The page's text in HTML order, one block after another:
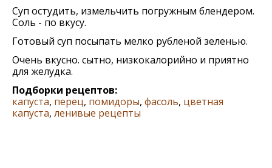
Суп остудить, измельчить погружным блендером.
Соль - по вкусу.
Готовый суп посыпать мелко рубленой зеленью.
Очень вкусно. сытно, низкокалорийно и приятно
для желудка.
Подборки рецептов:
капуста, перец, помидоры, фасоль, цветная
капуста, ленивые рецепты